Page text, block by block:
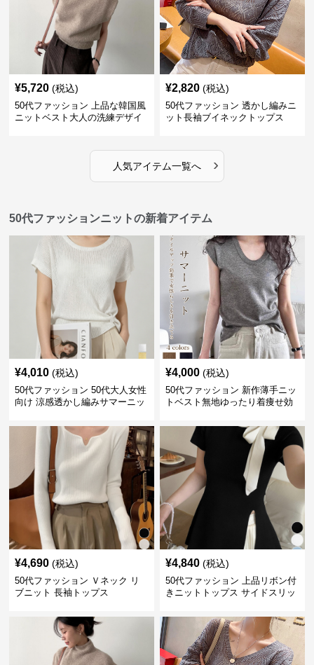
¥5,720 (税込)
50代ファッション 上品な韓国風
ニットベスト大人の洗練デザイ
¥2,820 (税込)
50代ファッション 透かし編みニ
ット長袖ブイネックトップス
人気アイテム一覧へ ›
50代ファッションニットの新着アイテム
¥4,010 (税込)
50代ファッション 50代大人女性
向け 涼感透かし編みサマーニッ
¥4,000 (税込)
50代ファッション 新作薄手ニッ
トベスト無地ゆったり着痩せ効
¥4,690 (税込)
50代ファッション Ｖネック リ
ブニット 長袖トップス
¥4,840 (税込)
50代ファッション 上品リボン付
きニットトップス サイドスリッ